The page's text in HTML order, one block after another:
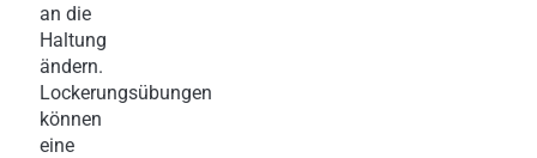
an die
Haltung
ändern.
Lockerungsübungen
können
eine